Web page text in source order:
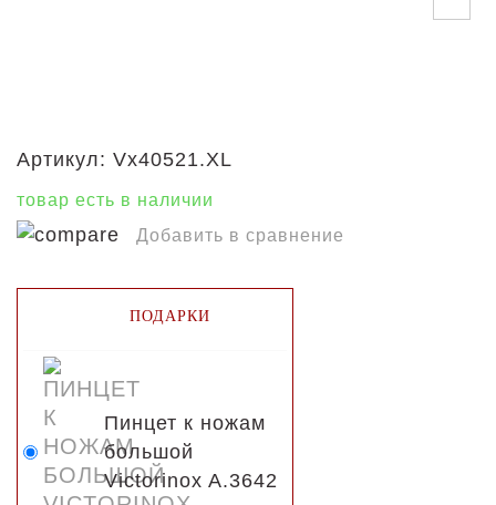
Артикул: Vx40521.XL
товар есть в наличии
Добавить в сравнение
ПОДАРКИ
Пинцет к ножам
большой
Victorinox A.3642